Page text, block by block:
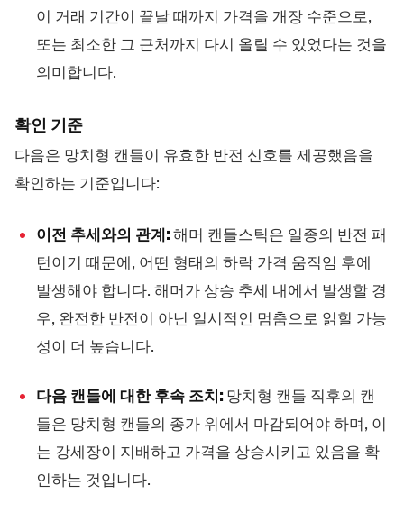
이 거래 기간이 끝날 때까지 가격을 개장 수준으로,
또는 최소한 그 근처까지 다시 올릴 수 있었다는 것을
의미합니다.
확인 기준
다음은 망치형 캔들이 유효한 반전 신호를 제공했음을
확인하는 기준입니다:
이전 추세와의 관계:해머 캔들스틱은 일종의 반전 패
턴이기 때문에, 어떤 형태의 하락 가격 움직임 후에
발생해야 합니다. 해머가 상승 추세 내에서 발생할 경
우, 완전한 반전이 아닌 일시적인 멈춤으로 읽힐 가능
성이 더 높습니다.
다음 캔들에 대한 후속 조치:망치형 캔들 직후의 캔
들은 망치형 캔들의 종가 위에서 마감되어야 하며, 이
는 강세장이 지배하고 가격을 상승시키고 있음을 확
인하는 것입니다.